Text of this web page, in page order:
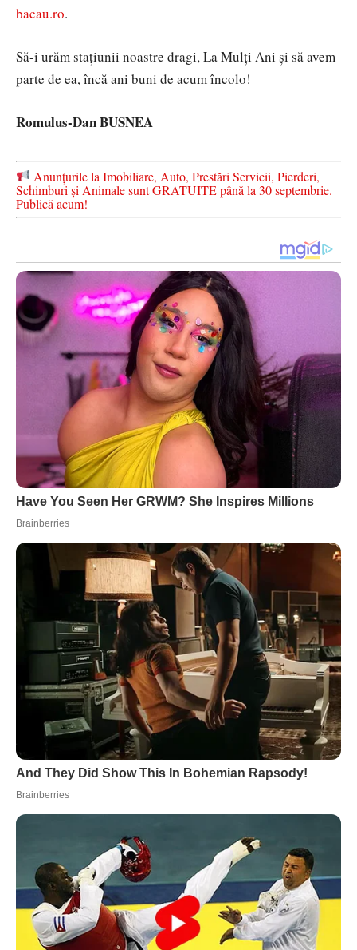
bacau.ro.
Să-i urăm stațiunii noastre dragi, La Mulți Ani și să avem
parte de ea, încă ani buni de acum încolo!
Romulus-Dan BUSNEA
Anunțurile la Imobiliare, Auto, Prestări Servicii, Pierderi,
Schimburi și Animale sunt GRATUITE până la 30 septembrie.
Publică acum!